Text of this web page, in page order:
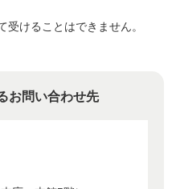
けることはできません。
お問い合わせ先